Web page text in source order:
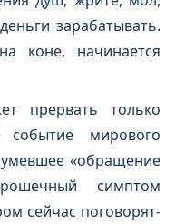
зарабатывать.
коне, начинается
прервать только
событие мирового
«обращение
симптом
сейчас поговорят-